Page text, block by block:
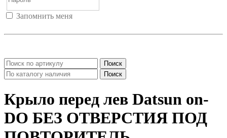
Запомнить меня
Поиск
Поиск
Крыло перед лев Datsun on-
DO БЕЗ ОТВЕРСТИЯ ПОД